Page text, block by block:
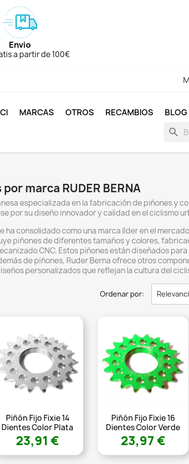
Envio
a partir de 100€
MARCAS OTROS RECAMBIOS BLOG
search
marca RUDER BERNA
especializada en la fabricación de piñones y
por su diseño innovador y calidad en el ciclismo
ha consolidado como una marca líder en el
piñones de diferentes tamaños y colores,
CNC. Estos piñones están diseñados
de piñones, Ruder Berna ofrece otros
personalizados que reflejan la cultura del
Ordenar por:
Piñón Fijo Fixie 14
Dientes Color Plata
23,91 €
Piñón Fijo Fixie 16
Dientes Color Verde
23,97 €